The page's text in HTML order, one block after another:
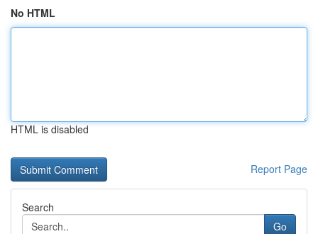
No HTML
HTML is disabled
Report Page
Search
Go